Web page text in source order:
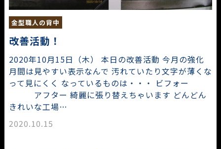
金型職人の背中
改善活動！
2020年10月15日（木） 本日の改善活動 今月の強化
月間は見やすい表示なんで 汚れていたり文字が薄くな
って見にくく なっているものは・・・ ビフォー
アフター 綺麗に張り替えちゃいます どんどん
きれいな工場…
2020.10.15